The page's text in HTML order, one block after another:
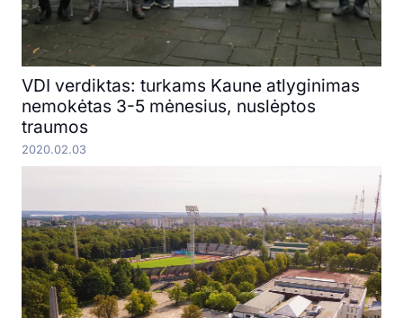
VDI verdiktas: turkams Kaune atlyginimas
nemokėtas 3-5 mėnesius, nuslėptos
traumos
2020.02.03